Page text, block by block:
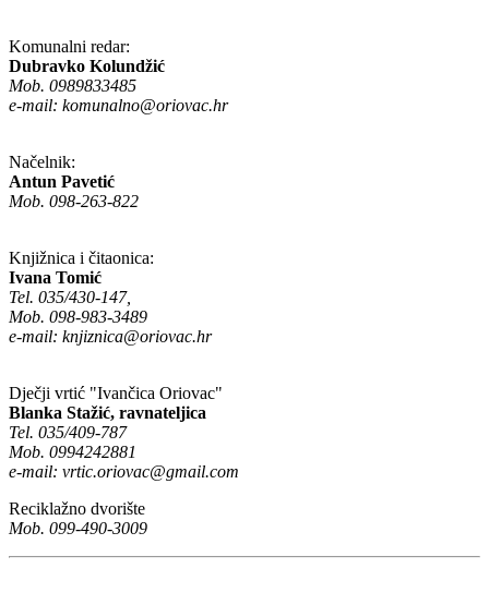
Komunalni redar:
Dubravko Kolundžić
Mob. 0989833485
e-mail: komunalno@oriovac.hr
Načelnik:
Antun Pavetić
Mob. 098-263-822
Knjižnica i čitaonica:
Ivana Tomić
Tel. 035/430-147,
Mob. 098-983-3489
e-mail: knjiznica@oriovac.hr
Dječji vrtić "Ivančica Oriovac"
Blanka Stažić, ravnateljica
Tel. 035/409-787
Mob. 0994242881
e-mail: vrtic.oriovac@gmail.com
Reciklažno dvorište
Mob. 099-490-3009